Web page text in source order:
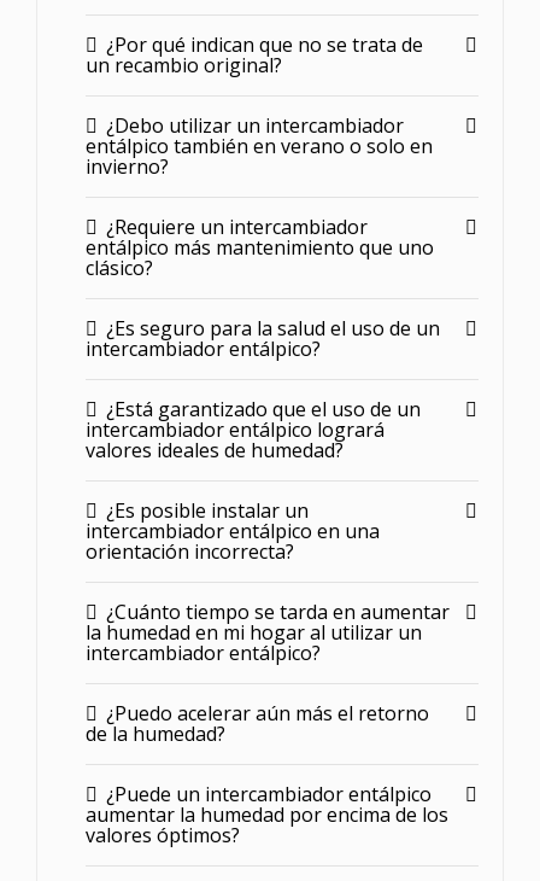
¿Por qué indican que no se trata de
un recambio original?
¿Debo utilizar un intercambiador
entálpico también en verano o solo en
invierno?
¿Requiere un intercambiador
entálpico más mantenimiento que uno
clásico?
¿Es seguro para la salud el uso de un
intercambiador entálpico?
¿Está garantizado que el uso de un
intercambiador entálpico logrará
valores ideales de humedad?
¿Es posible instalar un
intercambiador entálpico en una
orientación incorrecta?
¿Cuánto tiempo se tarda en aumentar
la humedad en mi hogar al utilizar un
intercambiador entálpico?
¿Puedo acelerar aún más el retorno
de la humedad?
¿Puede un intercambiador entálpico
aumentar la humedad por encima de los
valores óptimos?